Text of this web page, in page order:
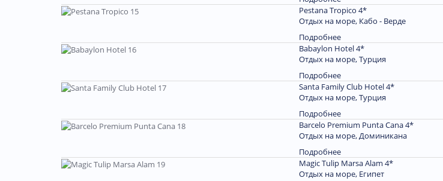
Pestana Tropico 4*
Отдых на море, Кабо - Верде
Подробнее
Babaylon Hotel 4*
Отдых на море, Турция
Подробнее
Santa Family Club Hotel 4*
Отдых на море, Турция
Подробнее
Barcelo Premium Punta Cana 4*
Отдых на море, Доминиканa
Подробнее
Magic Tulip Marsa Alam 4*
Отдых на море, Египет